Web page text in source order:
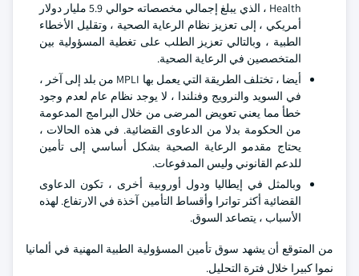
Health ، الذي يبلغ إجمالي مخصصاته حوالي 5.9 مليار دولار
أمريكي ، إلى تعزيز نظام الرعاية الصحية ، وتقليل الأخطاء
الطبية ، وبالتالي تعزيز الطلب على تغطية المسؤولية بين
المتخصصين في الرعاية الصحية.
أيضا ، تختلف الطريقة التي يعمل بها MPLI من بلد إلى آخر ،
في السويد والنرويج وفنلندا ، لا يوجد نظام عام لعدم وجود
خطأ مما يعني تعويض المرضى من خلال البرامج المدعومة
من الحكومة بدلا من الدعاوى القضائية. في هذه الحالات ،
يحتاج مقدمو الرعاية الصحية بشكل أساسي إلى تأمين
للدعم القانوني وليس المدفوعات.
وبالمثل في إيطاليا ودول أوروبية أخرى ، تكون الدعاوى
القضائية أكثر تواترا وأقساط التأمين آخذة في الارتفاع. لهذه
الأسباب ، يتصاعد السوق.
من المتوقع أن يشهد سوق تأمين المسؤولية الطبية المهنية في ألمانيا
نموا كبيرا خلال فترة التحليل.